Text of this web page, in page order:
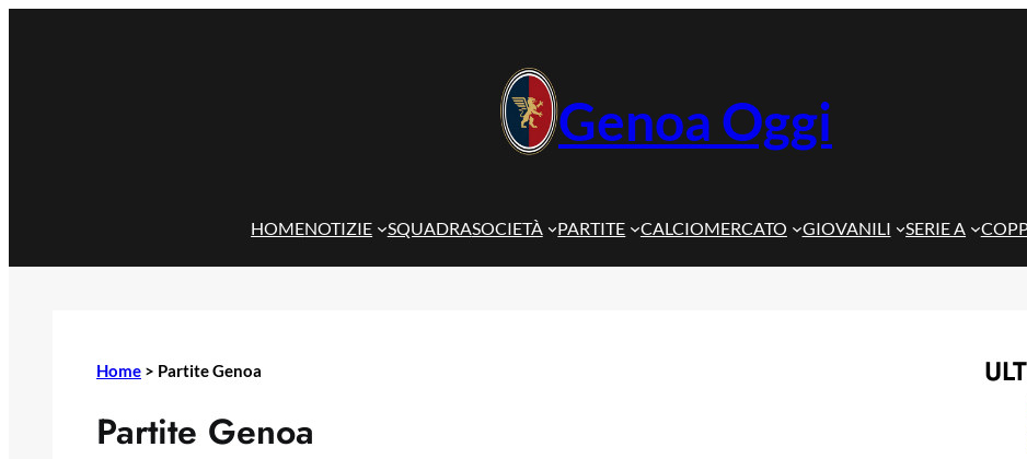
Genoa Oggi
HOMENOTIZIE SQUADRASOCIETÀ PARTITE CALCIOMERCATO GIOVANILI SERIE A
Home > Partite Genoa
Partite Genoa